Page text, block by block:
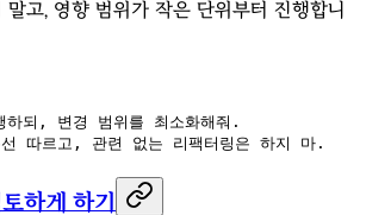
고, 영향 범위가 작은 단위부터 진행합니
하되, 변경 범위를 최소화해줘.
따르고, 관련 없는 리팩터링은 하지 마.
하게 하기